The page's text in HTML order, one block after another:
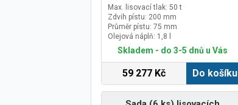
Max. lisovací tlak: 50 t
Zdvih pístu: 200 mm
Průměr pístu: 75 mm
Olejová náplň: 1,8 l
Skladem - do 3-5 dnů u Vás
59 277 Kč Do košíku